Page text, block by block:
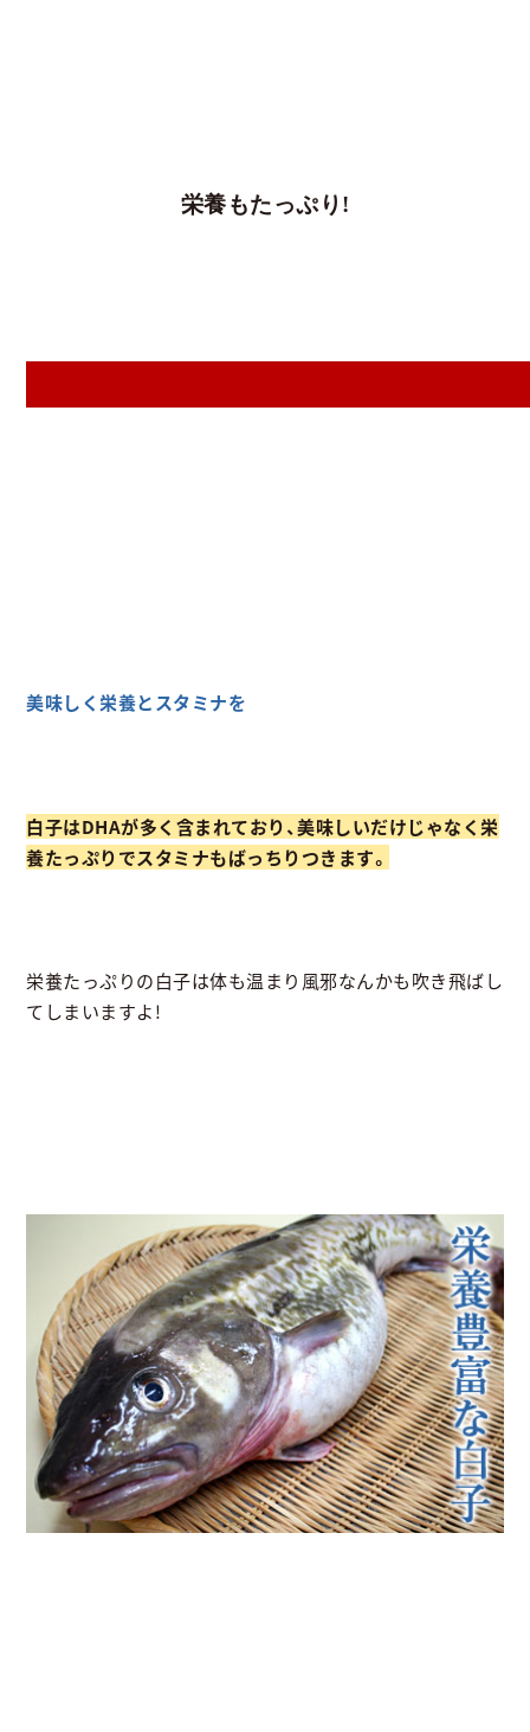
栄養もたっぷり!
美味しく栄養とスタミナを
白子はDHAが多く含まれており、美味しいだけじゃなく栄
養たっぷりでスタミナもばっちりつきます。
栄養たっぷりの白子は体も温まり風邪なんかも吹き飛ばし
てしまいますよ!